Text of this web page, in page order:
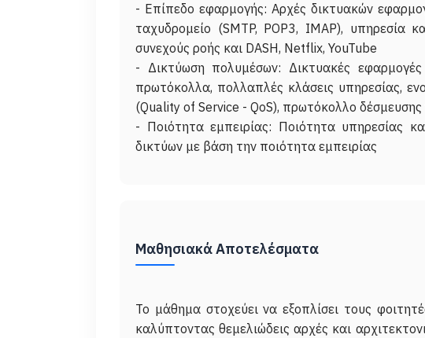
- Επίπεδο εφαρμογής: Αρχές δικτυακών
ταχυδρομείο (SMTP, POP3, IMAP), υπηρεσία
συνεχούς ροής και DASH, Netflix, YouTube
- Δικτύωση πολυμέσων: Δικτυακές
πρωτόκολλα, πολλαπλές κλάσεις υπηρεσίας,
(Quality of Service - QoS), πρωτόκολλο
- Ποιότητα εμπειρίας: Ποιότητα υπηρεσίας
Μαθησιακά Αποτελέσματα
Το μάθημα στοχεύει να εξοπλίσει τους
καλύπτοντας θεμελιώδεις αρχές και